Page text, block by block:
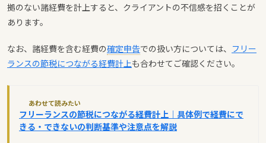
拠のない諸経費を計上すると、クライアントの不信感を招くことが
あります。
なお、諸経費を含む経費の確定申告での扱い方については、 フリー
ランスの節税につながる経費計上も合わせてご確認ください。
あわせて読みたい
フリーランスの節税につながる経費計上｜具体例で経費にで
きる・できないの判断基準や注意点を解説